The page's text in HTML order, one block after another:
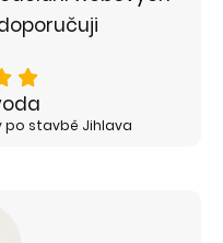
po stavbě Jihlava